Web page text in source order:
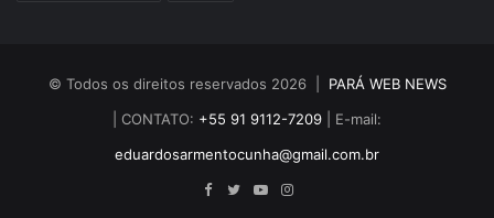
© Todos os direitos reservados 2026 | PARÁ WEB NEWS
| CONTATO: +55 91 9112-7209 | E-mail:
eduardosarmentocunha@gmail.com.br
Facebook
TwitterYouTubeInstagram